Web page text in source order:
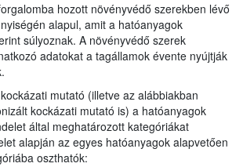
hozott növényvédő szerekben lévő
alapul, amit a hatóanyagok
súlyoznak. A növényvédő szerek
adatokat a tagállamok évente nyújtják
mutató (illetve az alábbiakban
kockázati mutató is) a hatóanyagok
által meghatározott kategóriákat
alapján az egyes hatóanyagok alapvetően
oszthatók: